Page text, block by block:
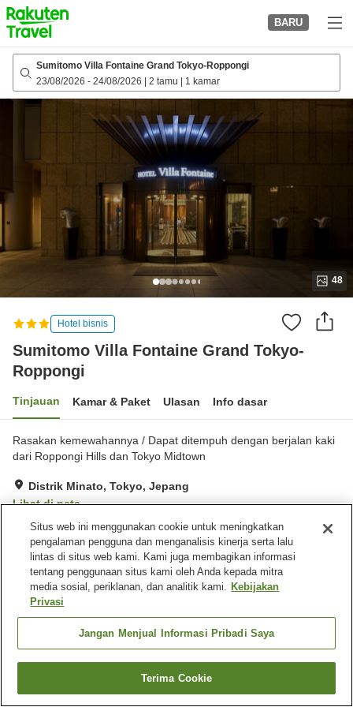
to
top
page
BARU
Sumitomo Villa Fontaine Grand Tokyo-Roppongi
23/08/2026 - 24/08/2026 2 tamu 1 kamar
48
Hotel bisnis
Sumitomo Villa Fontaine Grand Tokyo-
Roppongi
Tinjauan Kamar & Paket Ulasan Info dasar
Rasakan kemewahannya / Dapat ditempuh dengan berjalan kaki
dari Roppongi Hills dan Tokyo Midtown
Distrik Minato, Tokyo, Jepang
Lihat di peta
Hebat Ulasan:105
Fasilitas properti
Wi-Fi
Mesin penjual otomatis
Beranda Jepang Tokyo
Distrik Minato
Cari kamar
Situs web ini menggunakan cookie untuk meningkatkan
pengalaman pengguna dan menganalisis kinerja serta lalu
lintas di situs web kami. Kami juga membagikan informasi
tentang penggunaan situs kami oleh Anda kepada mitra
media sosial, periklanan, dan analitik kami. Kebijakan
Privasi
Jangan Menjual Informasi Pribadi Saya
Terima Cookie